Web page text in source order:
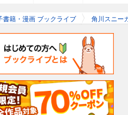
書籍・漫画 ブックライブ 角川スニー